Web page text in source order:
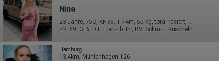
Nina
23 Jahre, 75C, KF 36, 1.74m, 55 kg, total rasiert, deutsch
ZK, 69, GF6, DT, Franz b. Ihr, BV, Schmu., Kuscheln
Hamburg
13.4km, Mühlenhagen 126